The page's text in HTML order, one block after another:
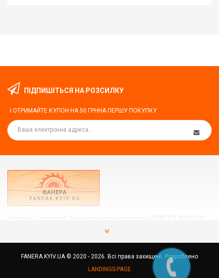
ПІДПИШІТЬСЯ НА РОЗСИЛКУ
І ОТРИМАЙТЕ КУПОН НА50 ГРН НА ПЕРШУ ПОКУПКУ
Ми допоможемо вам підібрати та купити те, що Вам
Україна, м.Київ вул. Здолбунівська 7
FANERA.KYIV.UA © 2020 - 2026. Всі права захищені. Розроблено
LANDINGS-PAGE